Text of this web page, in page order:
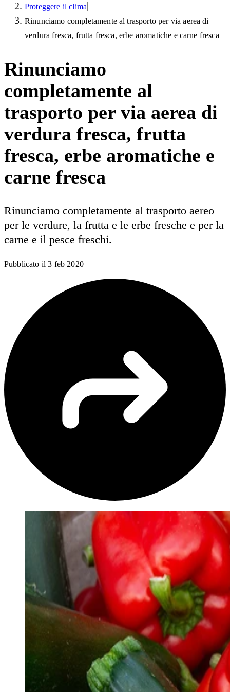
Proteggere il clima|
Rinunciamo completamente al trasporto per via aerea di
verdura fresca, frutta fresca, erbe aromatiche e carne fresca
Rinunciamo
completamente al
trasporto per via aerea di
verdura fresca, frutta
fresca, erbe aromatiche e
carne fresca
Rinunciamo completamente al trasporto aereo
per le verdure, la frutta e le erbe fresche e per la
carne e il pesce freschi.
Pubblicato il 3 feb 2020